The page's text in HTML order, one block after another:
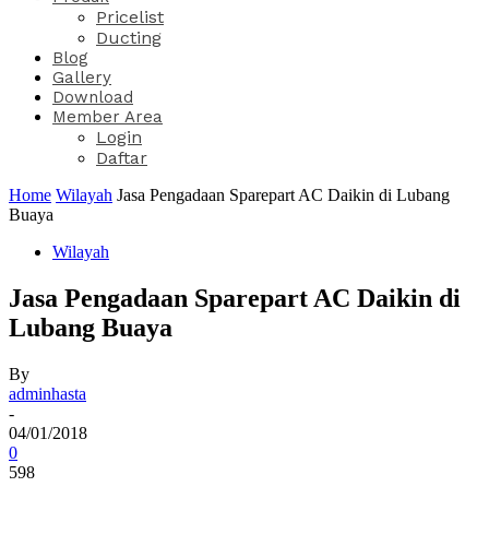
Pricelist
Ducting
Blog
Gallery
Download
Member Area
Login
Daftar
Home Wilayah Jasa Pengadaan Sparepart AC Daikin di Lubang
Buaya
Wilayah
Jasa Pengadaan Sparepart AC Daikin di
Lubang Buaya
By
adminhasta
-
04/01/2018
0
598